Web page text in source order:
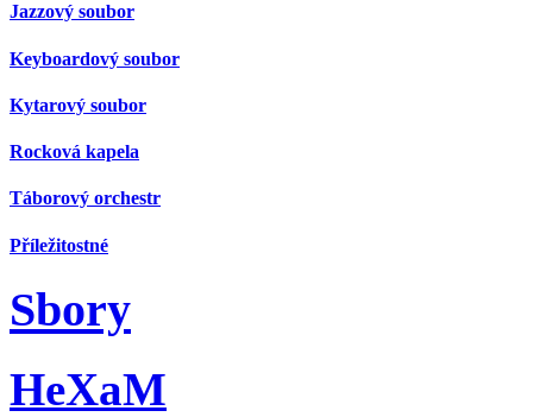
Jazzový soubor
Keyboardový soubor
Kytarový soubor
Rocková kapela
Táborový orchestr
Příležitostné
Sbory
HeXaM